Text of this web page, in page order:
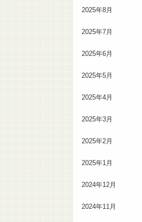
2025年8月
2025年7月
2025年6月
2025年5月
2025年4月
2025年3月
2025年2月
2025年1月
2024年12月
2024年11月